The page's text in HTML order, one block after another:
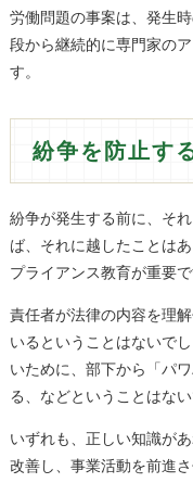
労働問題の事案は、発生
段から継続的に専門家の
す。
紛争を防止す
紛争が発生する前に、そ
ば、それに越したことは
プライアンス教育が重要で
責任者が法律の内容を理
いるということはないで
いために、部下から「パ
る、などということはない
いずれも、正しい知識が
改善し、事業活動を前進